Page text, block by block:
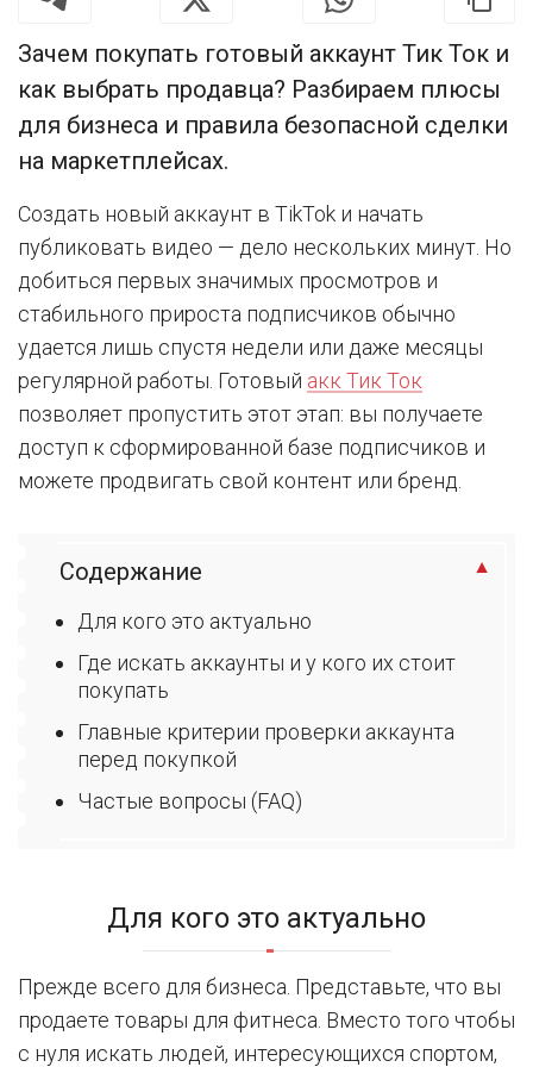
Зачем покупать готовый аккаунт Тик Ток и
как выбрать продавца? Разбираем плюсы
для бизнеса и правила безопасной сделки
на маркетплейсах.
Создать новый аккаунт в TikTok и начать
публиковать видео — дело нескольких минут. Но
добиться первых значимых просмотров и
стабильного прироста подписчиков обычно
удается лишь спустя недели или даже месяцы
регулярной работы. Готовый акк Тик Ток
позволяет пропустить этот этап: вы получаете
доступ к сформированной базе подписчиков и
можете продвигать свой контент или бренд.
Содержание
Для кого это актуально
Где искать аккаунты и у кого их стоит
покупать
Главные критерии проверки аккаунта
перед покупкой
Частые вопросы (FAQ)
Для кого это актуально
Прежде всего для бизнеса. Представьте, что вы
продаете товары для фитнеса. Вместо того чтобы
с нуля искать людей, интересующихся спортом,